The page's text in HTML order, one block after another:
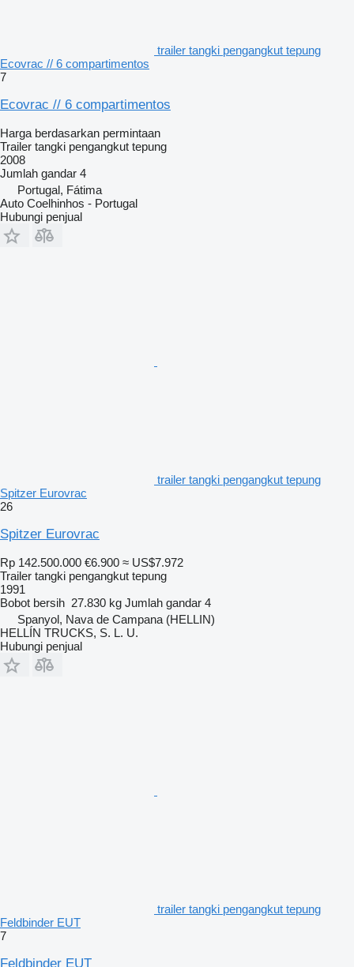
trailer tangki pengangkut tepung
Ecovrac // 6 compartimentos
7
Ecovrac // 6 compartimentos
Harga berdasarkan permintaan
Trailer tangki pengangkut tepung
2008
Jumlah gandar 4
Portugal, Fátima
Auto Coelhinhos - Portugal
Hubungi penjual
trailer tangki pengangkut tepung
Spitzer Eurovrac
26
Spitzer Eurovrac
Rp 142.500.000 €6.900 ≈ US$7.972
Trailer tangki pengangkut tepung
1991
Bobot bersih 27.830 kg Jumlah gandar 4
Spanyol, Nava de Campana (HELLIN)
HELLÍN TRUCKS, S. L. U.
Hubungi penjual
trailer tangki pengangkut tepung
Feldbinder EUT
7
Feldbinder EUT